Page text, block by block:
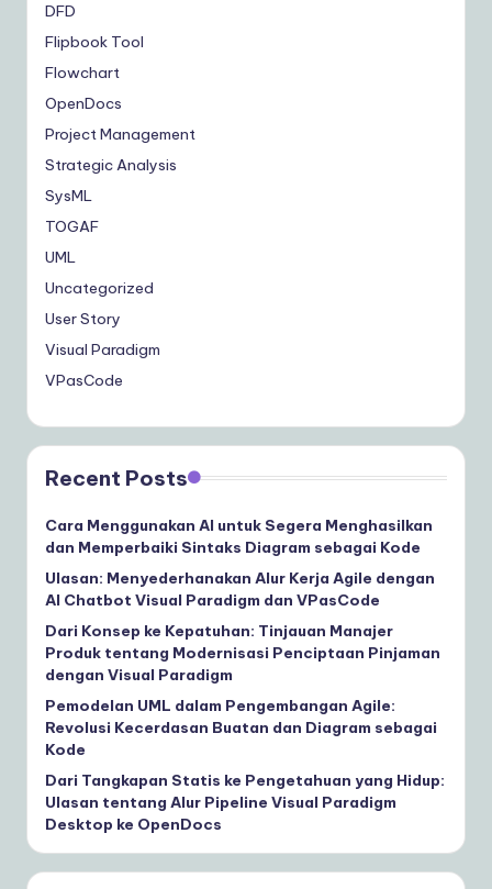
DFD
Flipbook Tool
Flowchart
OpenDocs
Project Management
Strategic Analysis
SysML
TOGAF
UML
Uncategorized
User Story
Visual Paradigm
VPasCode
Recent Posts
Cara Menggunakan AI untuk Segera Menghasilkan
dan Memperbaiki Sintaks Diagram sebagai Kode
Ulasan: Menyederhanakan Alur Kerja Agile dengan
AI Chatbot Visual Paradigm dan VPasCode
Dari Konsep ke Kepatuhan: Tinjauan Manajer
Produk tentang Modernisasi Penciptaan Pinjaman
dengan Visual Paradigm
Pemodelan UML dalam Pengembangan Agile:
Revolusi Kecerdasan Buatan dan Diagram sebagai
Kode
Dari Tangkapan Statis ke Pengetahuan yang Hidup:
Ulasan tentang Alur Pipeline Visual Paradigm
Desktop ke OpenDocs